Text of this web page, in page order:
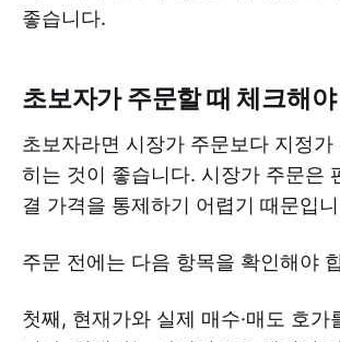
좋습니다.
초보자가 주문할 때 체크해야
초보자라면 시장가 주문보다 지정가
히는 것이 좋습니다. 시장가 주문은
결 가격을 통제하기 어렵기 때문입
주문 전에는 다음 항목을 확인해야
첫째, 현재가와 실제 매수·매도 호가